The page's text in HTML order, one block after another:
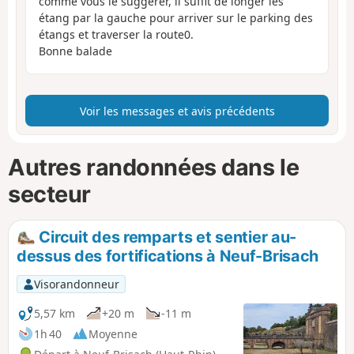
étang par la gauche pour arriver sur le parking des
étangs et traverser la route0.
Bonne balade
Voir les messages et avis précédents
Autres randonnées dans le
secteur
Circuit des remparts et sentier au-
dessus des fortifications à Neuf-Brisach
Visorandonneur
5,57 km
+20 m
-11 m
1h 40
Moyenne